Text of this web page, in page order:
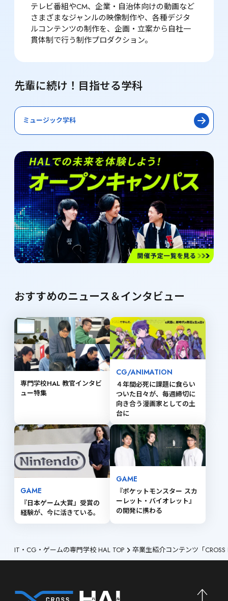
テレビ番組やCM、企業・自治体向けの動画など
さまざまなジャンルの映像制作や、各種デジタ
ルコンテンツの制作を、企画・立案から自社一
貫体制で行う制作プロダクション。
先輩に続け！目指せる学科
ミュージック学科
おすすめのニュース＆インタビュー
専門学校HAL 教官インタビ
ュー特集
CG/ANIMATION
４年間必死に課題に食らい
ついた日々が、毎週締切に
向き合う漫画家としての土
台に
GAME
『日本ゲーム大賞』受賞の
経験が、今に活きている。
GAME
『ポケットモンスター スカ
ーレット・バイオレット』
の開発に携わる
IT・CG・ゲームの専門学校 HAL TOP 卒業生紹介コンテンツ「CROSS